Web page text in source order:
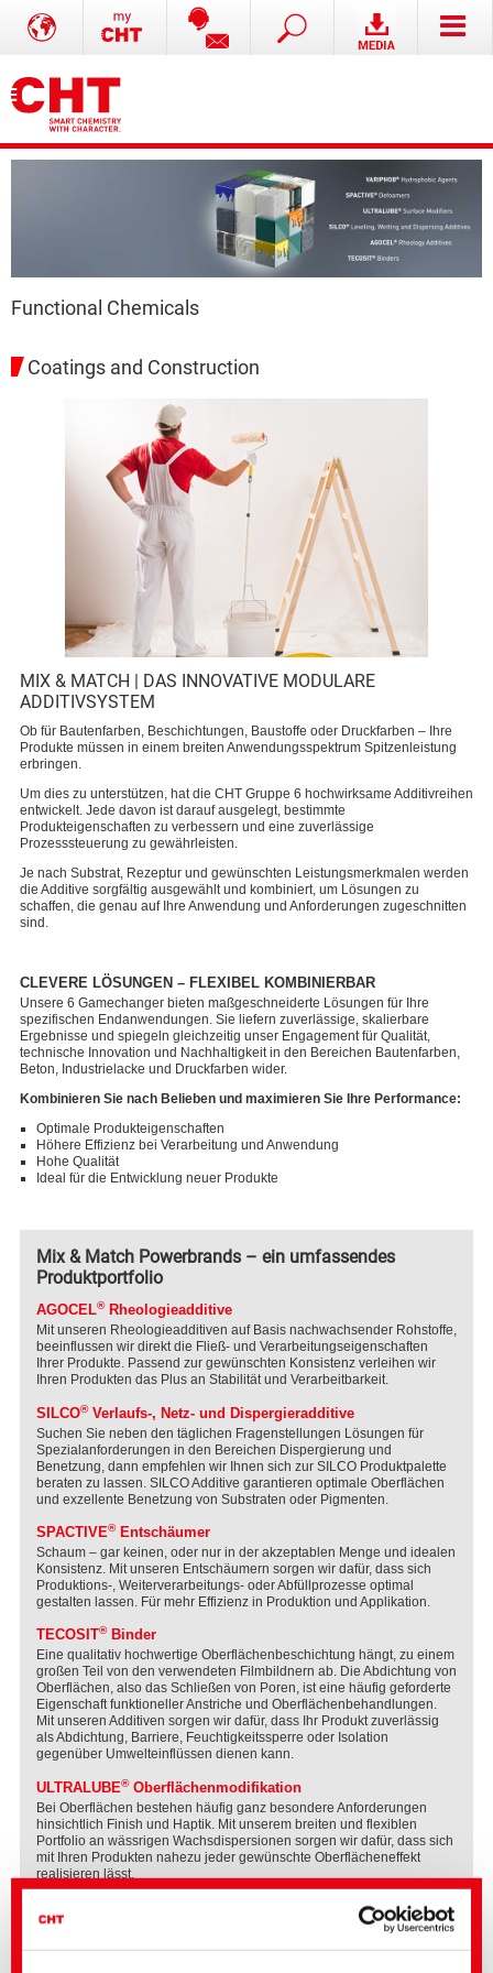
Functional Chemicals
Coatings and Construction
MIX & MATCH | DAS INNOVATIVE MODULARE
ADDITIVSYSTEM
Ob für Bautenfarben, Beschichtungen, Baustoffe oder Druckfarben – Ihre
Produkte müssen in einem breiten Anwendungsspektrum Spitzenleistung
erbringen.
Um dies zu unterstützen, hat die CHT Gruppe 6 hochwirksame Additivreihen
entwickelt. Jede davon ist darauf ausgelegt, bestimmte
Produkteigenschaften zu verbessern und eine zuverlässige
Prozesssteuerung zu gewährleisten.
Je nach Substrat, Rezeptur und gewünschten Leistungsmerkmalen werden
die Additive sorgfältig ausgewählt und kombiniert, um Lösungen zu
schaffen, die genau auf Ihre Anwendung und Anforderungen zugeschnitten
sind.
CLEVERE LÖSUNGEN – FLEXIBEL KOMBINIERBAR
Unsere 6 Gamechanger bieten maßgeschneiderte Lösungen für Ihre
spezifischen Endanwendungen. Sie liefern zuverlässige, skalierbare
Ergebnisse und spiegeln gleichzeitig unser Engagement für Qualität,
technische Innovation und Nachhaltigkeit in den Bereichen Bautenfarben,
Beton, Industrielacke und Druckfarben wider.
Kombinieren Sie nach Belieben und maximieren Sie Ihre Performance:
Optimale Produkteigenschaften
Höhere Effizienz bei Verarbeitung und Anwendung
Hohe Qualität
Ideal für die Entwicklung neuer Produkte
Mix & Match Powerbrands – ein umfassendes
Produktportfolio
AGOCEL®Rheologieadditive
Mit unseren Rheologieadditiven auf Basis nachwachsender Rohstoffe,
beeinflussen wir direkt die Fließ- und Verarbeitungseigenschaften
Ihrer Produkte. Passend zur gewünschten Konsistenz verleihen wir
Ihren Produkten das Plus an Stabilität und Verarbeitbarkeit.
SILCO®Verlaufs-, Netz- und Dispergieradditive
Suchen Sie neben den täglichen Fragenstellungen Lösungen für
Spezialanforderungen in den Bereichen Dispergierung und
Benetzung, dann empfehlen wir Ihnen sich zur SILCO Produktpalette
beraten zu lassen. SILCO Additive garantieren optimale Oberflächen
und exzellente Benetzung von Substraten oder Pigmenten.
SPACTIVE®Entschäumer
Schaum – gar keinen, oder nur in der akzeptablen Menge und idealen
Konsistenz. Mit unseren Entschäumern sorgen wir dafür, dass sich
Produktions-, Weiterverarbeitungs- oder Abfüllprozesse optimal
gestalten lassen. Für mehr Effizienz in Produktion und Applikation.
TECOSIT®Binder
Eine qualitativ hochwertige Oberflächenbeschichtung hängt, zu einem
großen Teil von den verwendeten Filmbildnern ab. Die Abdichtung von
Oberflächen, also das Schließen von Poren, ist eine häufig geforderte
Eigenschaft funktioneller Anstriche und Oberflächenbehandlungen.
Mit unseren Additiven sorgen wir dafür, dass Ihr Produkt zuverlässig
als Abdichtung, Barriere, Feuchtigkeitssperre oder Isolation
gegenüber Umwelteinflüssen dienen kann.
ULTRALUBE®Oberflächenmodifikation
Bei Oberflächen bestehen häufig ganz besondere Anforderungen
hinsichtlich Finish und Haptik. Mit unserem breiten und flexiblen
Portfolio an wässrigen Wachsdispersionen sorgen wir dafür, dass sich
mit Ihren Produkten nahezu jeder gewünschte Oberflächeneffekt
realisieren lässt.
Oberflächenbehandlungen dienen häufig dazu den Untergrund zu